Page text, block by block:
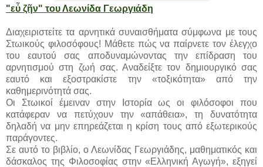
"εὖ ζῆν" του Λεωνίδα Γεωργιάδη
Διαχειριστείτε τα αρνητικά συναισθήματα σύμφωνα με τους
Στωικούς φιλοσόφους! Μάθετε πώς να παίρνετε τον έλεγχο
του εαυτού σας αποδυναμώνοντας την επίδραση του
αρνητισμού στη ζωή σας. Αναδείξτε τον δημιουργικό σας
εαυτό και εξοστρακίστε την «τοξικότητα» από την
καθημερινότητά σας.
Οι Στωικοί έμειναν στην Ιστορία ως οι φιλόσοφοι που
κατάφεραν να πετύχουν την «απάθεια», τη δυνατότητα
δηλαδή να μην επηρεάζεται η κρίση τους από εξωτερικούς
παράγοντες.
Σε αυτό το βιβλίο, ο Λεωνίδας Γεωργιάδης, μαθηματικός και
δάσκαλος της Φιλοσοφίας στην «Ελληνική Αγωγή», εξηγεί